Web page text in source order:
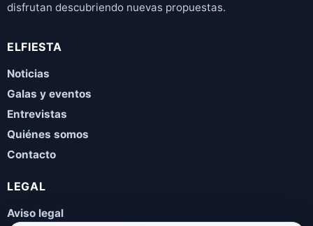
disfrutan descubriendo nuevas propuestas.
ELFIESTA
Noticias
Galas y eventos
Entrevistas
Quiénes somos
Contacto
LEGAL
Aviso legal